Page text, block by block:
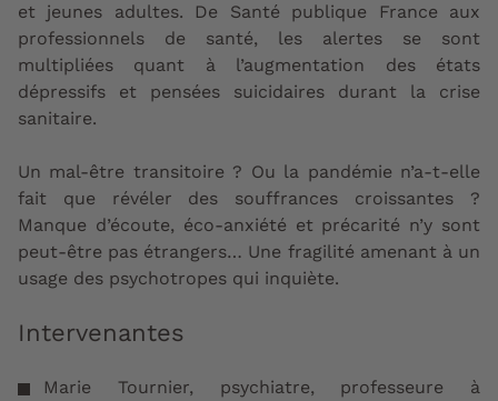
et jeunes adultes. De Santé publique France aux
professionnels de santé, les alertes se sont
multipliées quant à l’augmentation des états
dépressifs et pensées suicidaires durant la crise
sanitaire.
Un mal-être transitoire ? Ou la pandémie n’a‑t-elle
fait que révéler des souffrances croissantes ?
Manque d’écoute, éco‑anxiété et précarité n’y sont
peut-être pas étrangers… Une fragilité amenant à un
usage des psychotropes qui inquiète.
Intervenantes
Marie Tournier, psychiatre, professeure à